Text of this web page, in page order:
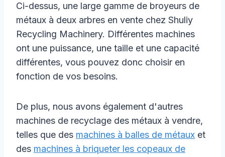
Ci-dessus, une large gamme de broyeurs de
métaux à deux arbres en vente chez Shuliy
Recycling Machinery. Différentes machines
ont une puissance, une taille et une capacité
différentes, vous pouvez donc choisir en
fonction de vos besoins.
De plus, nous avons également d'autres
machines de recyclage des métaux à vendre,
telles que des machines à balles de métaux et
des machines à briqueter les copeaux de